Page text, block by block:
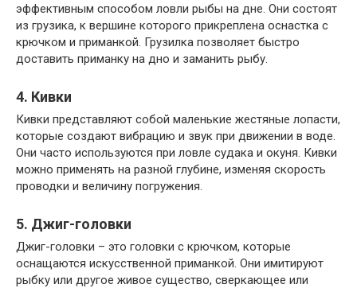
эффективным способом ловли рыбы на дне. Они состоят
из грузика, к вершине которого прикреплена оснастка с
крючком и приманкой. Грузилка позволяет быстро
доставить приманку на дно и заманить рыбу.
4. Кивки
Кивки представляют собой маленькие жестяные лопасти,
которые создают вибрацию и звук при движении в воде.
Они часто используются при ловле судака и окуня. Кивки
можно применять на разной глубине, изменяя скорость
проводки и величину погружения.
5. Джиг-головки
Джиг-головки – это головки с крючком, которые
оснащаются искусственной приманкой. Они имитируют
рыбку или другое живое существо, сверкающее или